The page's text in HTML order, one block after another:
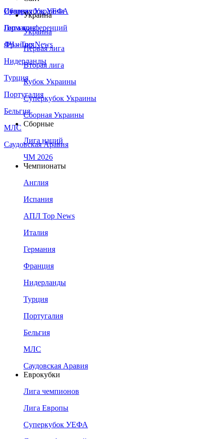
Сборная Украины
Италия
Германия
Франция
Нидерланды
Турция
Португалия
Бельгия
МЛС
Саудовская Аравия
Суперкубок УЕФА
Лига конференций
ЛЧ - Top News
Украина
Украина
Первая лига
Вторая лига
Кубок Украины
Суперкубок Украины
Сборная Украины
Сборные
Лига наций
ЧМ 2026
Чемпионаты
Англия
Испания
АПЛ Top News
Италия
Германия
Франция
Нидерланды
Турция
Португалия
Бельгия
МЛС
Саудовская Аравия
Еврокубки
Лига чемпионов
Лига Европы
Суперкубок УЕФА